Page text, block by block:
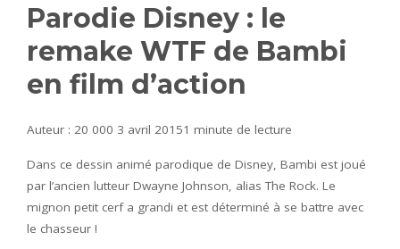
Parodie Disney : le
remake WTF de Bambi
en film d’action
Auteur : 20 000 3 avril 20151 minute de lecture
Dans ce dessin animé parodique de Disney, Bambi est joué
par l’ancien lutteur Dwayne Johnson, alias The Rock. Le
mignon petit cerf a grandi et est déterminé à se battre avec
le chasseur !